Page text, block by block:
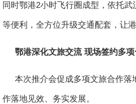
同时鄂港2小时飞行圈成型，依托
等便利，全方位升级交通配套，让
鄂港深化文旅交流 现场签约多
本次推介会促成多项文旅合作
作落地见效、务实发展。